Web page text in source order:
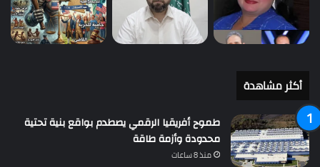
أكثر مشاهدة
طموح أفريقيا الرقمي يصطدم بواقع بنية تحتية
محدودة وأزمة طاقة
منذ 8 ساعات